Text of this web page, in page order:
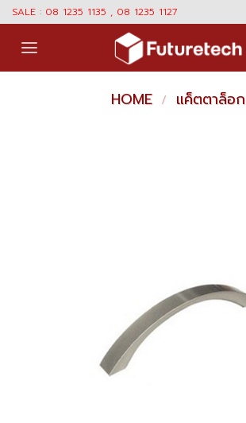
Skip
content
SALE : 08 1235 1135 , 08 1235 1127
HOME / แค็ตตาล็อก